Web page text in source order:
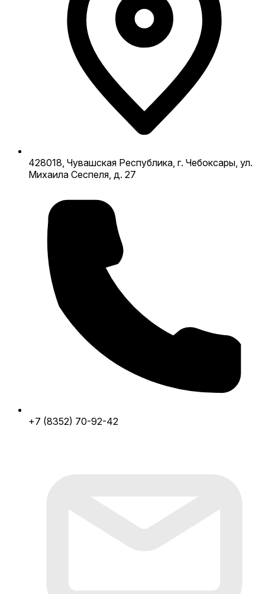
428018, Чувашская Республика, г. Чебоксары, ул.
Михаила Сеспеля, д. 27
+7 (8352) 70-92-42